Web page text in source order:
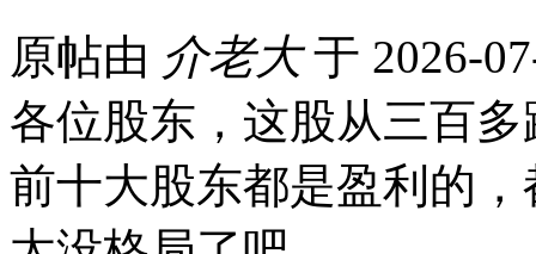
原帖由 介老大于 2026-
各位股东，这股从三百
前十大股东都是盈利的